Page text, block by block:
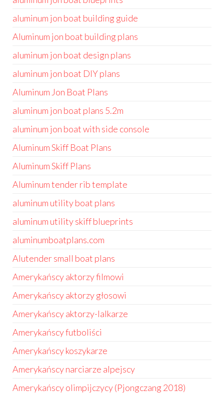
aluminum jon boat building guide
Aluminum jon boat building plans
aluminum jon boat design plans
aluminum jon boat DIY plans
Aluminum Jon Boat Plans
aluminum jon boat plans 5.2m
aluminum jon boat with side console
Aluminum Skiff Boat Plans
Aluminum Skiff Plans
Aluminum tender rib template
aluminum utility boat plans
aluminum utility skiff blueprints
aluminumboatplans.com
Alutender small boat plans
Amerykańscy aktorzy filmowi
Amerykańscy aktorzy głosowi
Amerykańscy aktorzy-lalkarze
Amerykańscy futboliści
Amerykańscy koszykarze
Amerykańscy narciarze alpejscy
Amerykańscy olimpijczycy (Pjongczang 2018)